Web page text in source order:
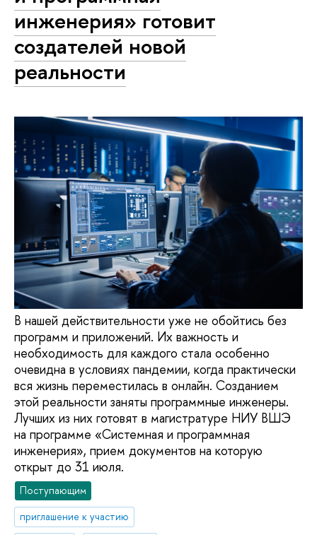
инженерия» готовит
создателей новой
реальности
В нашей действительности уже не обойтись без
программ и приложений. Их важность и
необходимость для каждого стала особенно
очевидна в условиях пандемии, когда практически
вся жизнь переместилась в онлайн. Созданием
этой реальности заняты программные инженеры.
Лучших из них готовят в магистратуре НИУ ВШЭ
на программе «Системная и программная
инженерия», прием документов на которую
открыт до 31 июля.
Поступающим
приглашение к участию